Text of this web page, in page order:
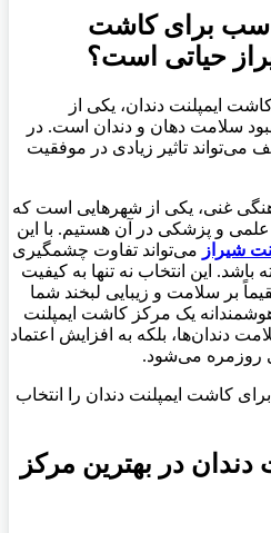
برای کاشت
حیاتی است؟
ایمپلنت دندان، یکی از
سلامت دهان و دندان است. در
می‌تواند تاثیر زیادی در موفقیت
غنی، یکی از شهرهایی است که
و پزشکی در آن هستیم. با این
شیراز می‌تواند تفاوت چشمگیری
باشد. این انتخاب نه تنها به کیفیت
بر سلامت و زیبایی لبخند شما
یک مرکز کاشت ایمپلنت
دندان‌ها، بلکه به افزایش اعتماد
روزمره می‌شود.
دندان در بهترین مرکز